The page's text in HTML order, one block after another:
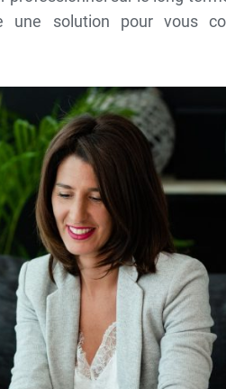
solution pour vous